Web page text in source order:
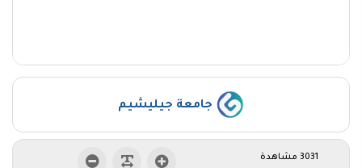
جامعة جيليشيم
3031 مشاهدة